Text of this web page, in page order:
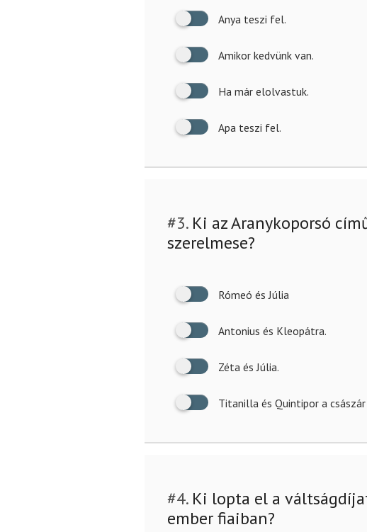
Anya teszi fel.
Amikor kedvünk van.
Ha már elolvastuk.
Apa teszi fel.
#3.Ki az Aranykoporsó
szerelmese?
Rómeó és Júlia
Antonius és Kleopátra.
Zéta és Júlia.
Titanilla és Quintipor a
#4.Ki lopta el a
ember fiaiban?